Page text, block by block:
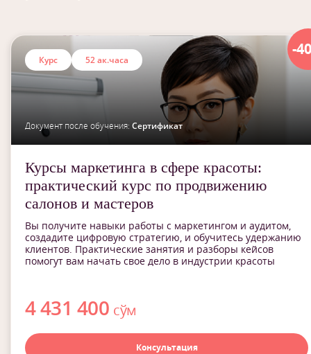
-
Курс 52 ак.часа
Документ после обучения: Сертификат
Курсы маркетинга в сфере красоты:
практический курс по продвижению
салонов и мастеров
Вы получите навыки работы с маркетингом и аудитом,
создадите цифровую стратегию, и обучитесь удержанию
клиентов. Практические занятия и разборы кейсов
помогут вам начать свое дело в индустрии красоты
4 431 400 сўм
Консультация